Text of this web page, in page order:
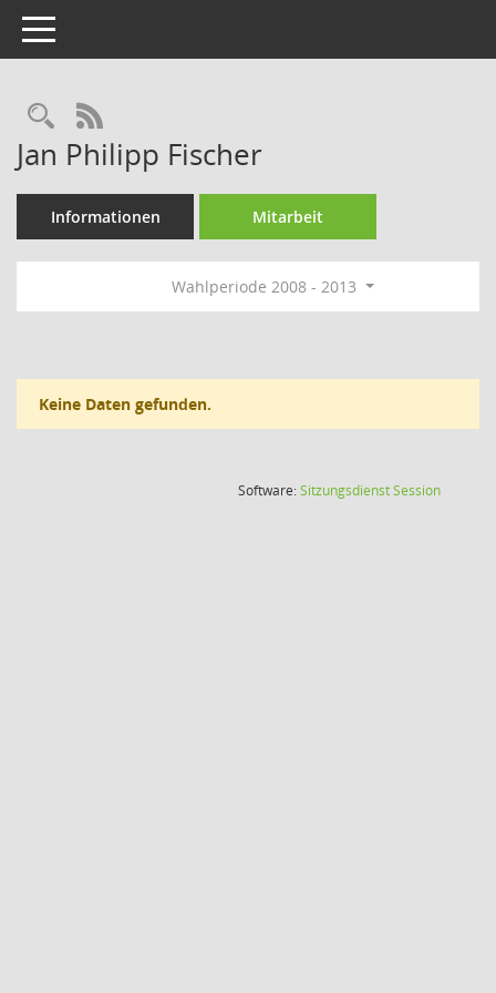
Toggle navigation
Rechercheauswahl
RSS-Feed
Jan Philipp Fischer
Informationen Mitarbeit
Wahlperiode 2008 - 2013
Keine Daten gefunden.
Software:SitzungsdienstSession(Wird in